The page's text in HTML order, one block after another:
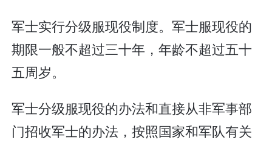
军士实行分级服现役制度。军士服现役的
期限一般不超过三十年，年龄不超过五十
五周岁。
军士分级服现役的办法和直接从非军事部
门招收军士的办法，按照国家和军队有关